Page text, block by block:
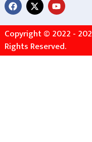
Copyright © 2022 -
Rights Reserved.